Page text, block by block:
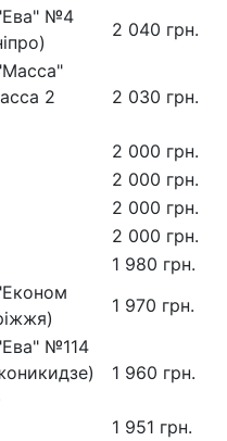
№4
2 040 грн.
2
2 030 грн.
2 000 грн.
2 000 грн.
2 000 грн.
2 000 грн.
1 980 грн.
1 970 грн.
№114
1 960 грн.
1 951 грн.